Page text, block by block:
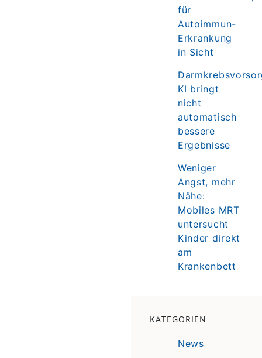
für
Autoimmun-
Erkrankung
in Sicht
KI bringt
nicht
automatisch
bessere
Ergebnisse
Weniger
Angst, mehr
Nähe:
Mobiles MRT
untersucht
Kinder direkt
am
Krankenbett
KATEGORIEN
News